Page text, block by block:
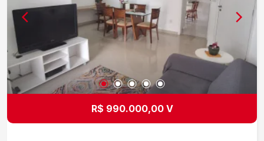
R$ 990.000,00 V